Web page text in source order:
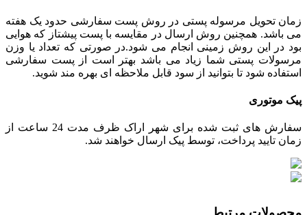
زمان تحویل مرسوله پستی در روش پست سفارشی حدود یک هفته
می باشد. همچنین روش ارسال در مقایسه با پست پیشتاز که هوایی
بود در این روش زمینی انجام می شود.در صورتی که تعداد یا وزن
مرسولات پستی شما زیاد می باشد بهتر است از پست سفارشی
استفاده شود تا بتوانید از سود قابل ملاحظه ای بهره مند شوید.
پیک موتوری
سفارش های ثبت شده برای شهر اراک ظرف مدت 24 ساعت از
زمان تایید پرداخت، توسط پیک ارسال خواهند شد.